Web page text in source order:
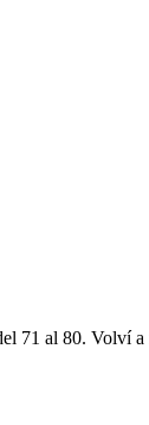
71 al 80. Volví